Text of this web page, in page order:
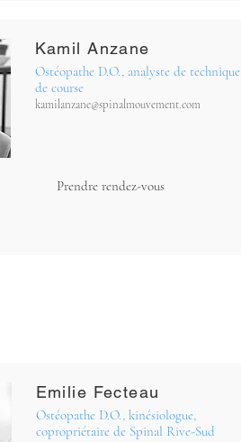
Kamil Anzane
Ostéopathe D.O., analyste de technique
de course
kamilanzane@spinalmouvement.com
Prendre rendez-vous
Emilie Fecteau
Ostéopathe D.O., kinésiologue,
copropriétaire de Spinal Rive-Sud